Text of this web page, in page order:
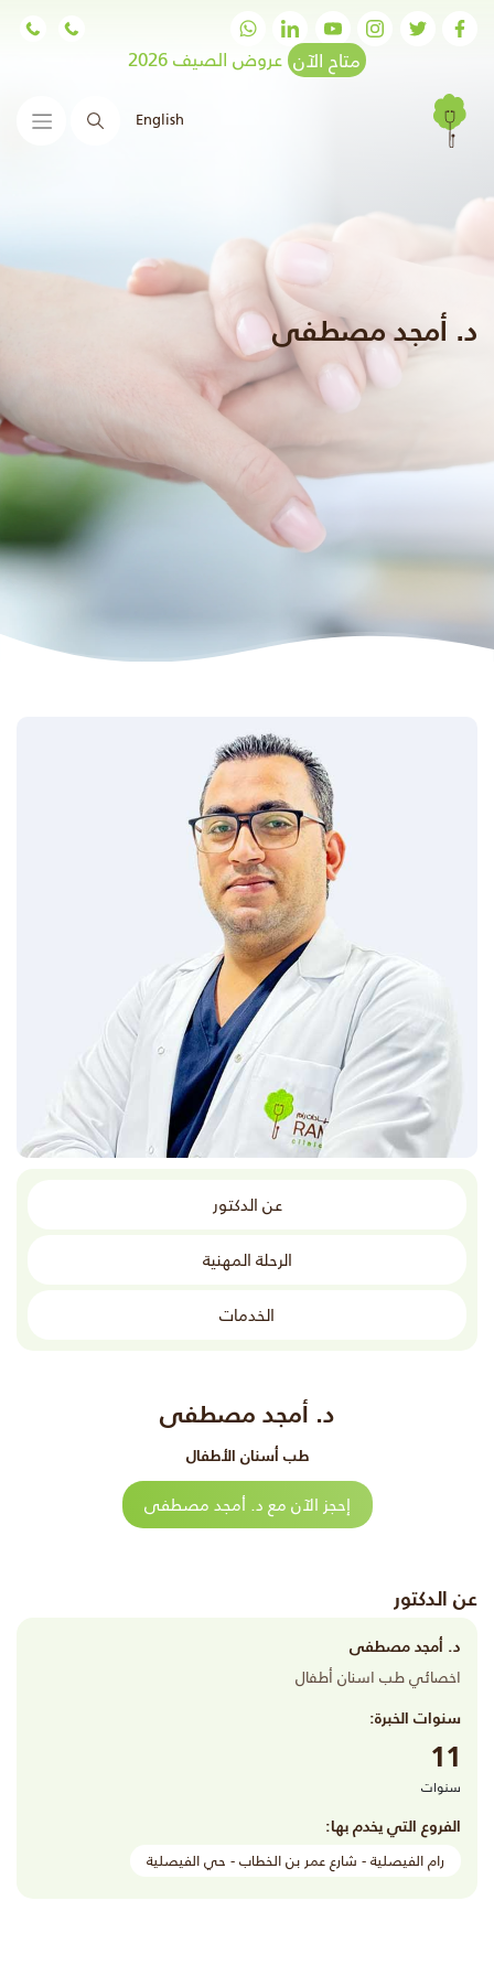
متاح الآن عروض الصيف 2026
English البحث
د. أمجد مصطفى
عن الدكتور
الرحلة المهنية
الخدمات
د. أمجد مصطفى
طب أسنان الأطفال
إحجز الآن مع د. أمجد مصطفى
عن الدكتور
د. أمجد مصطفى
اخصائي طب اسنان أطفال
سنوات الخبرة:
11
سنوات
الفروع التي يخدم بها:
رام الفيصلية - شارع عمر بن الخطاب - حي الفيصلية